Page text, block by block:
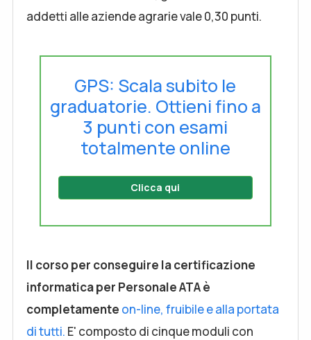
addetti alle aziende agrarie vale 0,30 punti.
GPS: Scala subito le
graduatorie. Ottieni fino a
3 punti con esami
totalmente online
Clicca qui
Il corso per conseguire la certificazione
informatica per Personale ATA è
completamente on-line, fruibile e alla portata
di tutti. E' composto di cinque moduli con